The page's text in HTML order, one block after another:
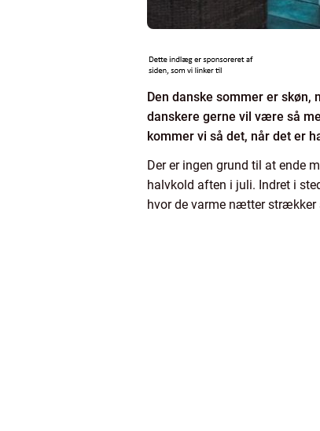
Den danske sommer er
danskere gerne vil være så
kommer vi så det, når det er
Der er ingen grund til at ende
halvkold aften i juli. Indret i
hvor de varme nætter strækker